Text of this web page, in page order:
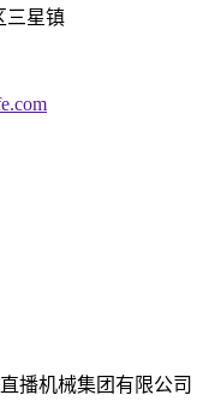
三星镇
播机械集团有限公司